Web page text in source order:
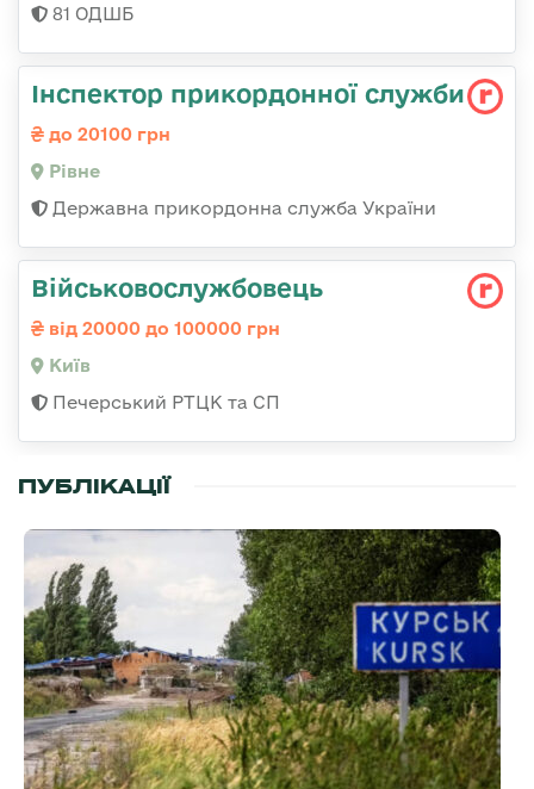
81 ОДШБ
Інспектор прикордонної служби
до 20100 грн
Рівне
Державна прикордонна служба України
Військовослужбовець
від 20000 до 100000 грн
Київ
Печерський РТЦК та СП
ПУБЛІКАЦІЇ